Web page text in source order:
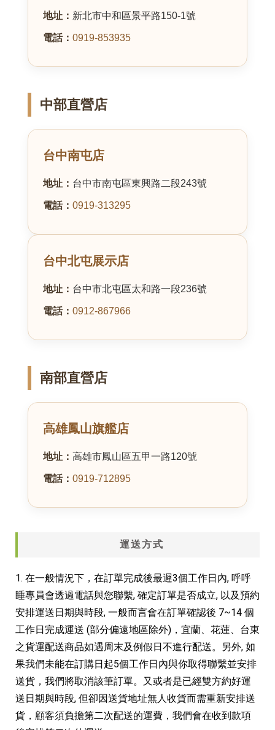
地址： 新北市中和區景平路150-1號
電話： 0919-853935
中部直營店
台中南屯店
地址： 台中市南屯區東興路二段243號
電話： 0919-313295
台中北屯展示店
地址： 台中市北屯區太和路一段236號
電話： 0912-867966
南部直營店
高雄鳳山旗艦店
地址： 高雄市鳳山區五甲一路120號
電話： 0919-712895
運送方式
1. 在一般情況下，在訂單完成後最遲3個工作日內, 呼呼
睡專員會透過電話與您聯繫, 確定訂單是否成立, 以及預約
安排運送日期與時段, 一般而言會在訂單確認後 7~14 個
工作日完成運送 (部分偏遠地區除外)，宜蘭、花蓮、台東
之貨運配送商品如遇周末及例假日不進行配送。另外, 如
果我們未能在訂購日起5個工作日內與你取得聯繫並安排
送貨，我們將取消該筆訂單。又或者是已經雙方約好運
送日期與時段, 但卻因送貨地址無人收貨而需重新安排送
貨，顧客須負擔第二次配送的運費，我們會在收到款項